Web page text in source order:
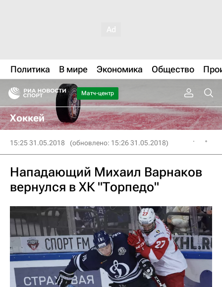
Политика В мире Экономика Общество
Матч-центр
Хоккей
15:25 31.05.2018 (обновлено: 15:26 31.05.2018)
Нападающий Михаил Варнаков
вернулся в ХК "Торпедо"